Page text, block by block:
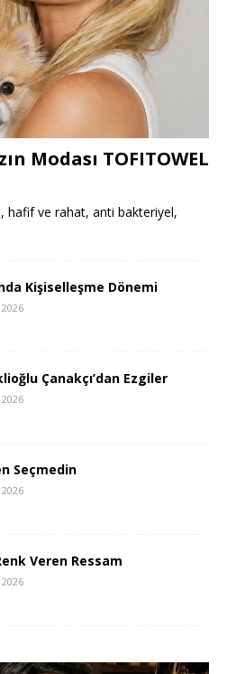
Modası TOFITOWEL
hafif ve rahat, anti bakteriyel,
Kişiselleşme Dönemi
Çanakçı’dan Ezgiler
Seçmedin
Veren Ressam